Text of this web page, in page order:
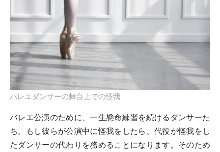
バレエダンサーの舞台上での怪我
バレエ公演のために、一生懸命練習を続けるダンサーた
ち。もし彼らが公演中に怪我をしたら、代役が怪我をし
たダンサーの代わりを務めることになります。そのため